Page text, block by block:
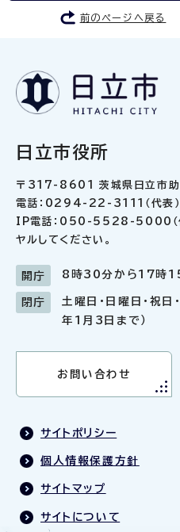
前のページへ戻る
日立市役所
〒317-8601 茨城県日立市
電話：0294-22-3111（代表）
IP電話：050-5528-5000（代
ヤルしてください。
開庁 8時30分から17時
閉庁
土曜日・日曜日・祝
年1月3日まで）
お問い合わせ
サイトポリシー
個人情報保護方針
サイトマップ
サイトについて